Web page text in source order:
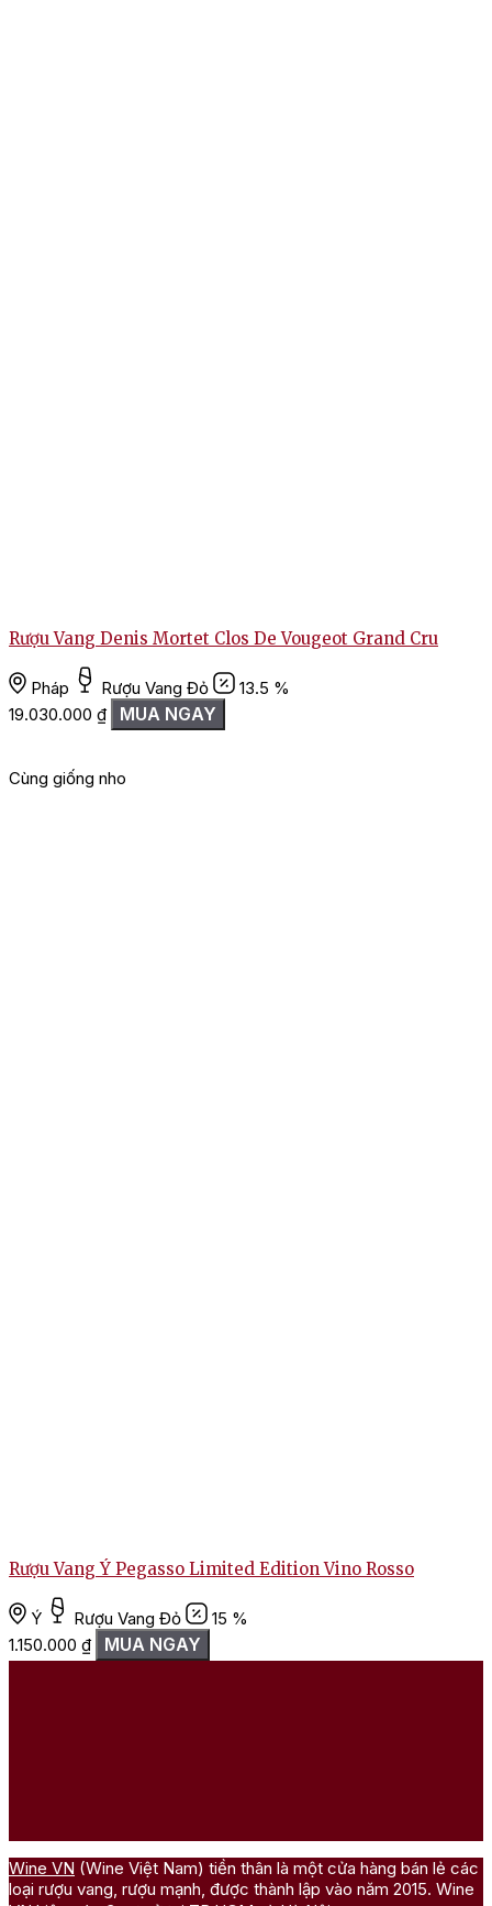
Rượu Vang Denis Mortet Clos De Vougeot Grand Cru
Pháp Rượu Vang Đỏ
13.5 %
19.030.000 ₫ MUA NGAY
Cùng giống nho
Rượu Vang Ý Pegasso Limited Edition Vino Rosso
Ý Rượu Vang Đỏ
15 %
1.150.000 ₫ MUA NGAY
Wine VN (Wine Việt Nam) tiền thân là một cửa hàng bán lẻ các
loại rượu vang, rượu mạnh, được thành lập vào năm 2015. Wine